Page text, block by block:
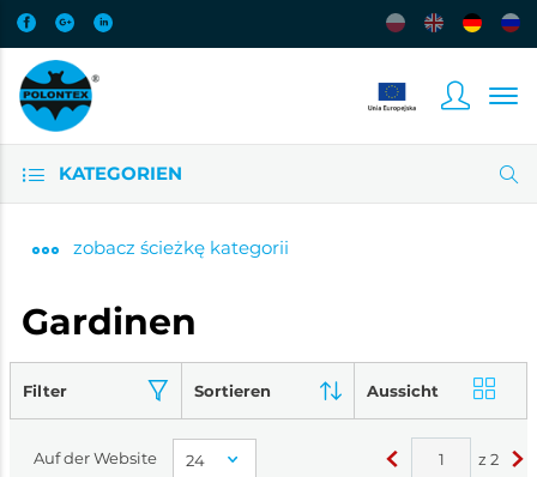
KATEGORIEN
zobacz ścieżkę kategorii
Gardinen
Filter Sortieren Aussicht
Auf der Website < z 2 >